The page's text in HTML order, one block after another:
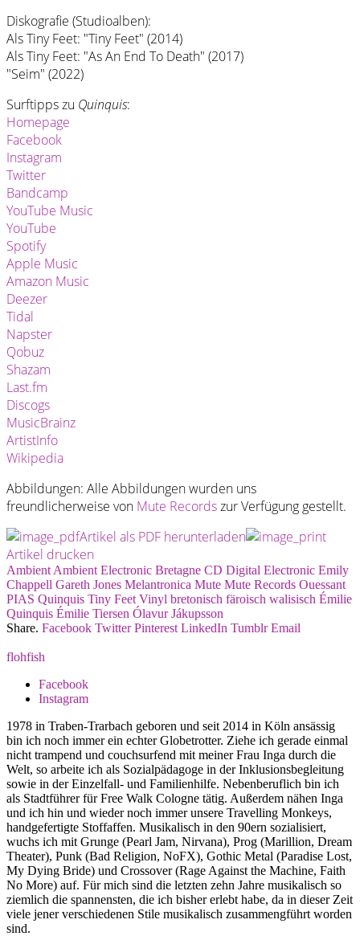
Diskografie (Studioalben):
Als Tiny Feet: "Tiny Feet" (2014)
Als Tiny Feet: "As An End To Death" (2017)
"Seim" (2022)
Surftipps zu Quinquis:
Homepage
Facebook
Instagram
Twitter
Bandcamp
YouTube Music
YouTube
Spotify
Apple Music
Amazon Music
Deezer
Tidal
Napster
Qobuz
Shazam
Last.fm
Discogs
MusicBrainz
ArtistInfo
Wikipedia
Abbildungen: Alle Abbildungen wurden uns
freundlicherweise von Mute Recordszur Verfügung gestellt.
Artikel als PDF herunterladen
Artikel drucken
Ambient Ambient Electronic Bretagne CD Digital Electronic Emily
Chappell Gareth Jones Melantronica Mute Mute Records Ouessant
PIAS Quinquis Tiny Feet Vinyl bretonisch färoisch walisisch Émilie
Quinquis Émilie Tiersen Ólavur Jákupsson
Share. Facebook Twitter Pinterest LinkedIn Tumblr Email
flohfish
Facebook
Instagram
1978 in Traben-Trarbach geboren und seit 2014 in Köln ansässig
bin ich noch immer ein echter Globetrotter. Ziehe ich gerade einmal
nicht trampend und couchsurfend mit meiner Frau Inga durch die
Welt, so arbeite ich als Sozialpädagoge in der Inklusionsbegleitung
sowie in der Einzelfall- und Familienhilfe. Nebenberuflich bin ich
als Stadtführer für Free Walk Cologne tätig. Außerdem nähen Inga
und ich hin und wieder noch immer unsere Travelling Monkeys,
handgefertigte Stoffaffen. Musikalisch in den 90ern sozialisiert,
wuchs ich mit Grunge (Pearl Jam, Nirvana), Prog (Marillion, Dream
Theater), Punk (Bad Religion, NoFX), Gothic Metal (Paradise Lost,
My Dying Bride) und Crossover (Rage Against the Machine, Faith
No More) auf. Für mich sind die letzten zehn Jahre musikalisch so
ziemlich die spannensten, die ich bisher erlebt habe, da in dieser Zeit
viele jener verschiedenen Stile musikalisch zusammengführt worden
sind.